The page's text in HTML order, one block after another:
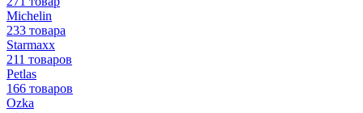
Michelin
233 товара
Starmaxx
211 товаров
Petlas
166 товаров
Ozka